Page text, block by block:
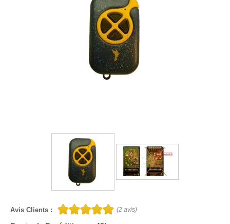
Avis Clients : (2 avis)